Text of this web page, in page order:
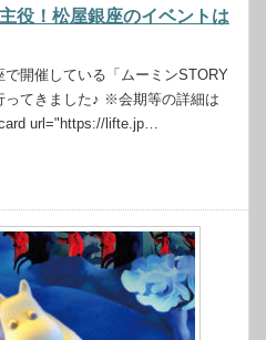
役！松屋銀座のイベントは
開催している「ムーミンSTORY
ってきました♪ ※会期等の詳細は
url="https://lifte.jp…